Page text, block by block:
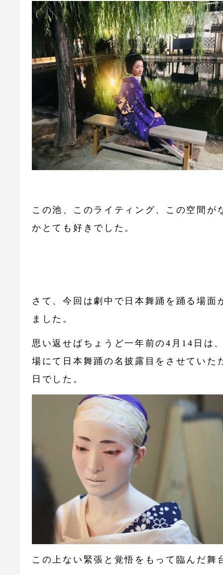
この池、このライティング、この空間が
かとても好きでした。
さて、今回は劇中で日本舞踊を踊る場面
ました。
思い返せばちょうど一年前の4月14日は
場にて日本舞踊の名披露目をさせていた
日でした。
この上ない緊張と覚悟をもって臨んだ舞